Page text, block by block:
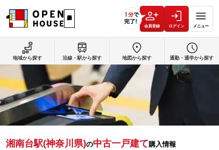
会員登録 ログイン メニュー
湘南台駅(神奈川県)の中古一戸建て購入情報
地域から探す 沿線・駅から探す 地図から探す 通勤・通学から探す